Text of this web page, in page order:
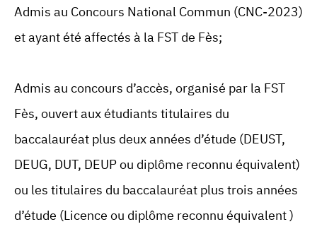
Admis au Concours National Commun (CNC-2023)
et ayant été affectés à la FST de Fès;
Admis au concours d’accès, organisé par la FST
Fès, ouvert aux étudiants titulaires du
baccalauréat plus deux années d’étude (DEUST,
DEUG, DUT, DEUP ou diplôme reconnu équivalent)
ou les titulaires du baccalauréat plus trois années
d’étude (Licence ou diplôme reconnu équivalent )